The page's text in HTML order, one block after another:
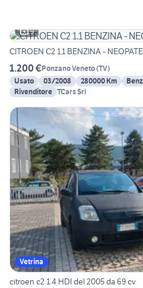
9
CITROEN C2 1.1 BENZINA -
1.200 €Ponzano Veneto(TV)
Usato
03/2008 280000 Km
Rivenditore TCars Srl
Vetrina
citroen c2 1.4 HDI del 2005 da 69 cv